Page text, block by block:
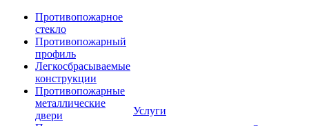
Противопожарное
стекло
Противопожарный
профиль
Легкосбрасываемые
конструкции
Противопожарные
металлические
двери
Услуги